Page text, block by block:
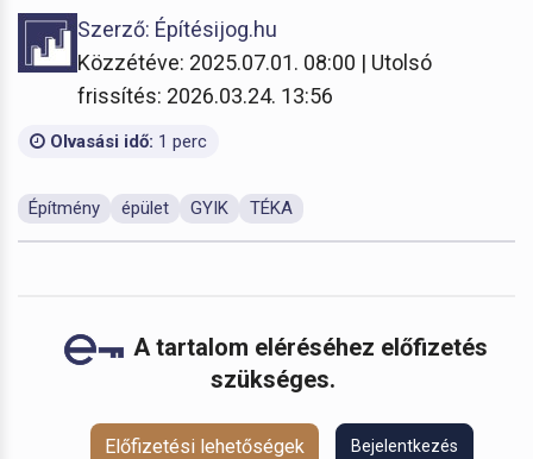
Szerző: Építésijog.hu
Közzétéve: 2025.07.01. 08:00 | Utolsó
frissítés: 2026.03.24. 13:56
Olvasási idő: 1 perc
Építmény épület GYIK TÉKA
A tartalom eléréséhez előfizetés
szükséges.
Előfizetési lehetőségek Bejelentkezés